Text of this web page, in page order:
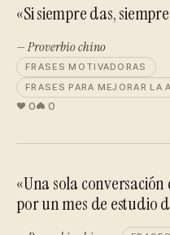
«Si siempre das,
— Proverbio chino
FRASES MOTIVADORAS
FRASES PARA MEJORAR LA
0 0
«Una sola
por un mes de estudio